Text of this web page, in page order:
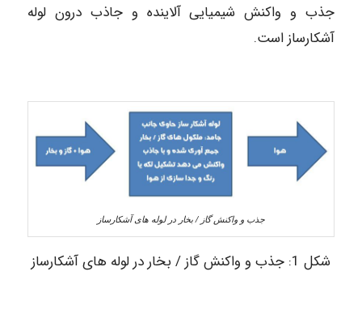
جذب و واکنش شیمیایی آلاینده و جاذب درون لوله
آشکارساز است.
جذب و واکنش گاز / بخار در لوله های آشکارساز
شکل 1: جذب و واکنش گاز / بخار در لوله های آشکارساز